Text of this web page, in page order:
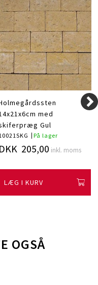
med
Gul
På lager
DKK 205,00 inkl. moms
LÆG I KURV
OGSÅ